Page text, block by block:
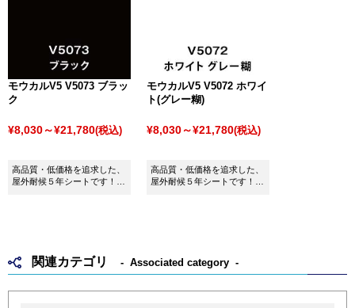
モウカルV5 V5073 ブラッ
ク
¥8,030～¥21,780(税込)
高品質・低価格を追求した、
屋外耐候５年シートです！
モウカルV5 V5072 ホワイ
ト(グレー糊)
¥8,030～¥21,780(税込)
高品質・低価格を追求した、
屋外耐候５年シートです！
関連カテゴリ Associated category